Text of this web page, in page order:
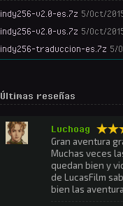
indy256-v2.0-es.7z 5/Oct/
indy256-v2.0-us.7z 5/Oct/
indy256-traduccion-es.7z 5/
Últimas reseñas
Luchoag
Gran aventura
Muchas veces
quedan bien y
de LucasFilm
bien las